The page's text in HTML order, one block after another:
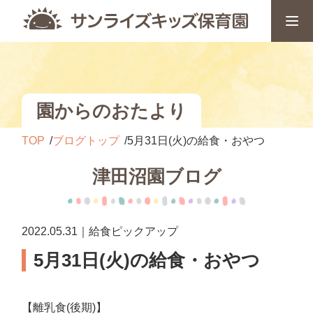
園からのおたより
TOP ブログトップ 5月31日(火)の給食・おやつ
津田沼園ブログ
2022.05.31｜給食ピックアップ
5月31日(火)の給食・おやつ
【離乳食(後期)】